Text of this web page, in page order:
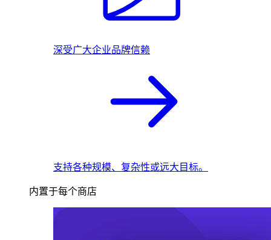
深受广大企业品牌信赖
支持各种规模、复杂性或远大目标。
内置于每个商店